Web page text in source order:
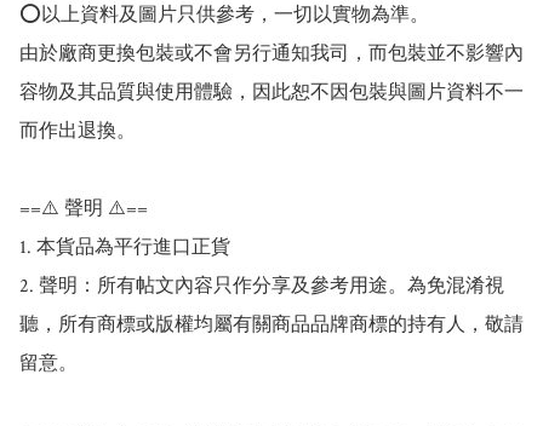
⭕以上資料及圖片只供參考，一切以實物為準。
由於廠商更換包裝或不會另行通知我司，而包裝並不影響內
容物及其品質與使用體驗，因此恕不因包裝與圖片資料不一
而作出退換。
==⚠️ 聲明 ⚠️==
1. 本貨品為平行進口正貨
2. 聲明：所有帖文內容只作分享及參考用途。為免混淆視
聽，所有商標或版權均屬有關商品品牌商標的持有人，敬請
留意。